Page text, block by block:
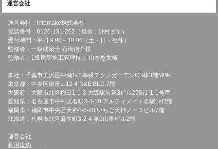
運営会社
運営会社：infomake株式会社
電話番号：0120-131-262（担当：野村まで）
受付時間：平日 9:00～18:00（土・日・祝休）
監修者：一級建築士 石橋信介様
監修者：1級建築施工管理技士 山本悠太様
本社：千葉市美浜区中瀬1-3 幕張テクノガーデンCB棟3階MBP
東京都：中央区銀座1-12-4 N&E BLD.7階
大阪府：大阪市北区梅田1-1-3 大阪駅前第3ビル29階1-1-1号室
愛知県：名古屋市中村区名駅3-4-10 アルティメイト名駅1st2階
福岡県：福岡市中央区天神4-6-28 いちご天神ノースビル7階
北海道：札幌市北区麻生町3-2-4 第5山重ビル2階
運営会社
利用規約